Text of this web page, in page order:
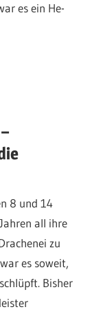
es ein He-
8 und 14
all ihre
zu
es soweit,
Bisher